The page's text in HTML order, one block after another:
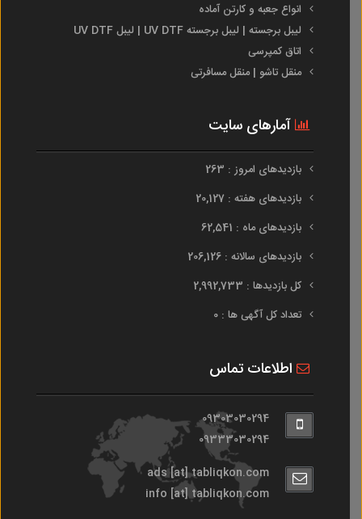
انواع جعبه و کارتن آماده
لیبل برجسته | لیبل برجسته UV DTF | لیبل UV DTF
اتاق کمپرسی
منقل تاشو | منقل مسافرتی
آمارهای سایت
بازدیدهای امروز : 263
بازدیدهای هفته : 20,127
بازدیدهای ماه : 62,541
بازدیدهای سالانه : 206,126
کل بازدیدها : 2,992,733
تعداد کل آگهی ها : 0
اطلاعات تماس
09303030294
09333030294
ads [at] tabliqkon.com
info [at] tabliqkon.com